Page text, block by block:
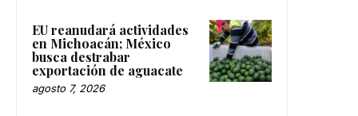
EU reanudará actividades
en Michoacán; México
busca destrabar
exportación de aguacate
agosto 7, 2026